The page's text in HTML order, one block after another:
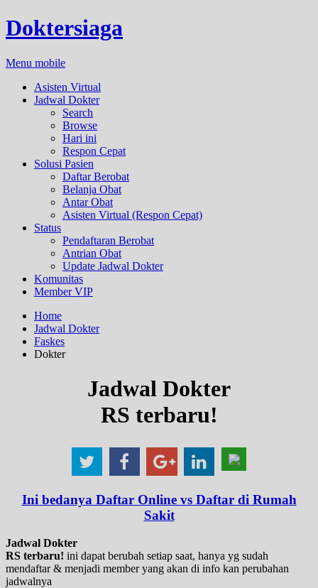
Doktersiaga
Menu mobile
Asisten Virtual
Jadwal Dokter
Search
Browse
Hari ini
Respon Cepat
Solusi Pasien
Daftar Berobat
Belanja Obat
Antar Obat
Asisten Virtual (Respon Cepat)
Status
Pendaftaran Berobat
Antrian Obat
Update Jadwal Dokter
Komunitas
Member VIP
Home
Jadwal Dokter
Faskes
Dokter
Jadwal Dokter
RS terbaru!
Ini bedanya Daftar Online vs Daftar di Rumah
Sakit
Jadwal Dokter
RS terbaru! ini dapat berubah setiap saat, hanya yg sudah
mendaftar & menjadi member yang akan di info kan perubahan
jadwalnya